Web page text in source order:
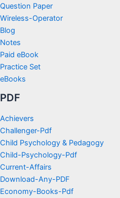
Question Paper
Wireless-Operator
Blog
Notes
Paid eBook
Practice Set
eBooks
PDF
Achievers
Challenger-Pdf
Child Psychology & Pedagogy
Child-Psychology-Pdf
Current-Affairs
Download-Any-PDF
Economy-Books-Pdf